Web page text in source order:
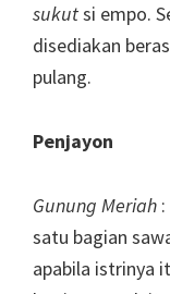
sukutsi empo.
disediakan
pulang.
Penjayon
Gunung Meriah
satu bagian
apabila istrinya